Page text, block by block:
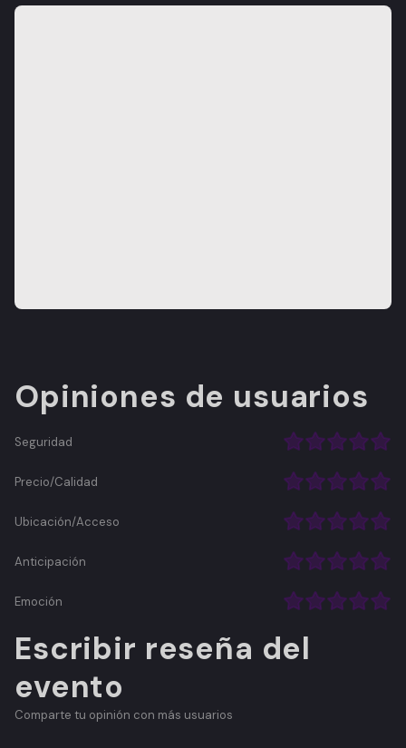
Opiniones de usuarios
Seguridad
Precio/Calidad
Ubicación/Acceso
Anticipación
Emoción
Escribir reseña del
evento
Comparte tu opinión con más usuarios